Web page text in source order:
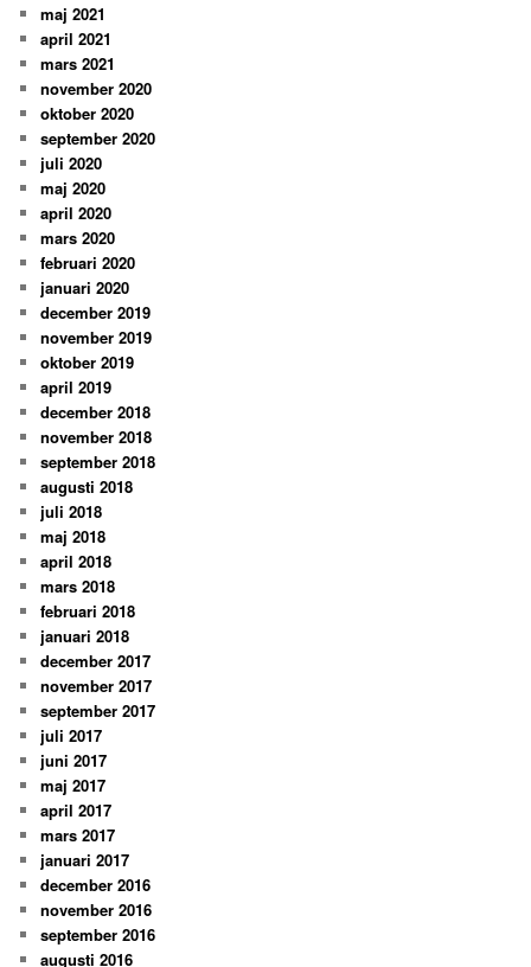
maj 2021
april 2021
mars 2021
november 2020
oktober 2020
september 2020
juli 2020
maj 2020
april 2020
mars 2020
februari 2020
januari 2020
december 2019
november 2019
oktober 2019
april 2019
december 2018
november 2018
september 2018
augusti 2018
juli 2018
maj 2018
april 2018
mars 2018
februari 2018
januari 2018
december 2017
november 2017
september 2017
juli 2017
juni 2017
maj 2017
april 2017
mars 2017
januari 2017
december 2016
november 2016
september 2016
augusti 2016